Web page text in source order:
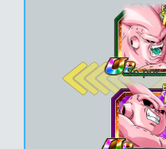
2e pos.